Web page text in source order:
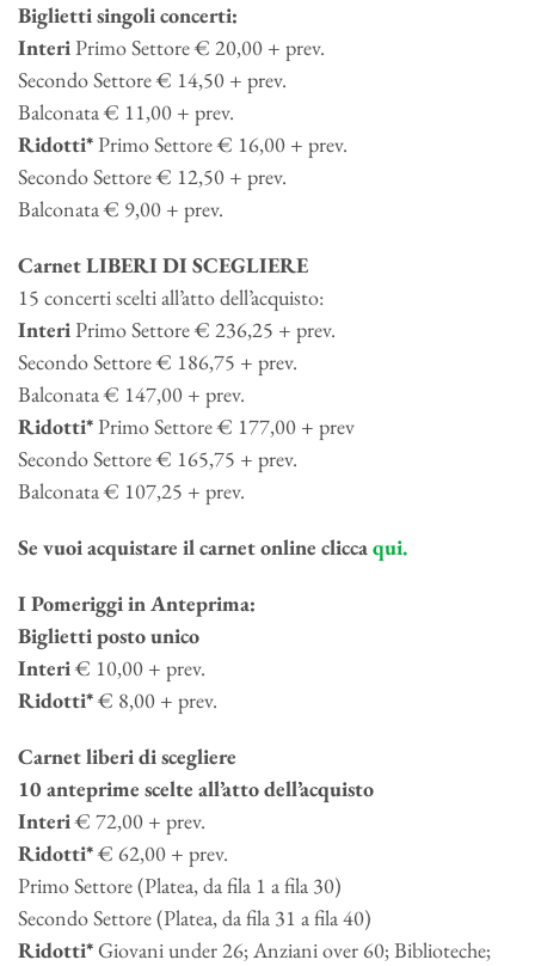
Biglietti singoli concerti:
InteriPrimo Settore € 20,00 + prev.
Secondo Settore € 14,50 + prev.
Balconata € 11,00 + prev.
Ridotti*Primo Settore € 16,00 + prev.
Secondo Settore € 12,50 + prev.
Balconata € 9,00 + prev.
Carnet LIBERI DI SCEGLIERE
15 concerti scelti all’atto dell’acquisto:
InteriPrimo Settore € 236,25 + prev.
Secondo Settore € 186,75 + prev.
Balconata € 147,00 + prev.
Ridotti*Primo Settore € 177,00 + prev
Secondo Settore € 165,75 + prev.
Balconata € 107,25 + prev.
Se vuoi acquistare il carnet online cliccaqui.
I Pomeriggi in Anteprima:
Biglietti posto unico
Interi€ 10,00 + prev.
Ridotti*€ 8,00 + prev.
Carnet liberi di scegliere
10 anteprime scelte all’atto dell’acquisto
Interi€ 72,00 + prev.
Ridotti*€ 62,00 + prev.
Primo Settore (Platea, da fila 1 a fila 30)
Secondo Settore (Platea, da fila 31 a fila 40)
Ridotti*Giovani under 26; Anziani over 60; Biblioteche;